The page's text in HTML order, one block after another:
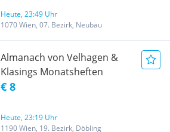
Heute, 23:49 Uhr
1070 Wien, 07. Bezirk, Neubau
Almanach von Velhagen &
Klasings Monatsheften
€ 8
Heute, 23:19 Uhr
1190 Wien, 19. Bezirk, Döbling